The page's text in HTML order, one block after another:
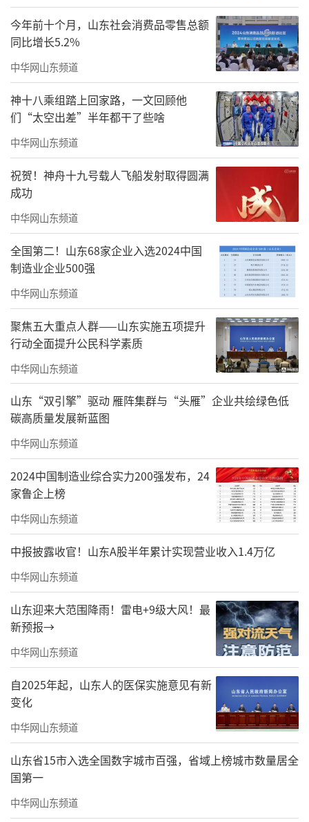
门甄选顶级天然橡木皮饰面，选材极为苛刻，
仅选用橡木树干中间部分，每颗橡木利用率低
于20％，历经3道油漆、55道严苛工序，确保每
一块都拥有独一无二的天然纹理。
▲君一·太原海尚府430㎡样板间玄关
▲君一·太原海尚府厨房全系配备卡萨帝高端厨电
此外，样板间采用“会呼吸的墙板”科
技，实现无胶锁扣安装，墙板背面空气流通，
有效降低墙板吸潮变形几率，保温隔音效果提
升30%。
储物间采用镜面空间设计，内设整面高平
整度镜墙，平整度达汽车级9.8标准，与汽车后
视镜同级别，无变形、漏光。
卧室门框采用极窄金属门框，误差需控制
在1mm以内才能确保门的安装精准。门框与踢
脚线同材质同色，整体性更强，尽显君一的精
工细作。
今年前十个月，山东社会消费品零售总额
同比增长5.2%
中华网山东频道
神十八乘组踏上回家路，一文回顾他
们“太空出差”半年都干了些啥
中华网山东频道
祝贺！神舟十九号载人飞船发射取得圆满
成功
中华网山东频道
全国第二！山东68家企业入选2024中国
制造业企业500强
中华网山东频道
聚焦五大重点人群——山东实施五项提升
行动全面提升公民科学素质
中华网山东频道
山东“双引擎”驱动 雁阵集群与“头雁”企业共绘绿色低
碳高质量发展新蓝图
中华网山东频道
2024中国制造业综合实力200强发布，24
家鲁企上榜
中华网山东频道
中报披露收官！山东A股半年累计实现营业收入1.4万亿
中华网山东频道
山东迎来大范围降雨！雷电+9级大风！最
新预报→
中华网山东频道
自2025年起，山东人的医保实施意见有新
变化
中华网山东频道
山东省15市入选全国数字城市百强，省域上榜城市数量居全
国第一
中华网山东频道